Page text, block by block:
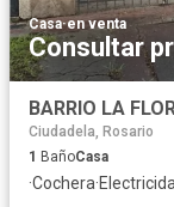
Casa·en venta
Consultar
BARRIO LA
Ciudadela, Rosario
1 BañoCasa
·Cochera·